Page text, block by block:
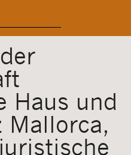
Haus und
Mallorca,